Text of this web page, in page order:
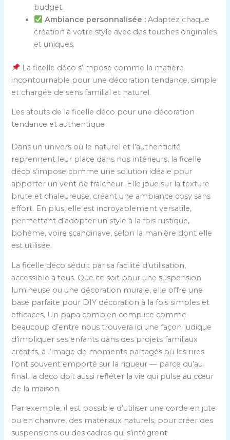
budget.
Ambiance personnalisée :Adaptez chaque
création à votre style avec des touches originales
et uniques.
La ficelle déco s’impose comme la matière
incontournable pour une décoration tendance, simple
et chargée de sens familial et naturel.
Les atouts de la ficelle déco pour une décoration
tendance et authentique
Dans un univers où le naturel et l’authenticité
reprennent leur place dans nos intérieurs, la ficelle
déco s’impose comme une solution idéale pour
apporter un vent de fraîcheur. Elle joue sur la texture
brute et chaleureuse, créant une ambiance cosy sans
effort. En plus, elle est incroyablement versatile,
permettant d’adopter un style à la fois rustique,
bohème, voire scandinave, selon la manière dont elle
est utilisée.
La ficelle déco séduit par sa facilité d’utilisation,
accessible à tous. Que ce soit pour une suspension
lumineuse ou une décoration murale, elle offre une
base parfaite pour DIY décoration à la fois simples et
efficaces. Un papa combien complice comme
beaucoup d’entre nous trouvera ici une façon ludique
d’impliquer ses enfants dans des projets familiaux
créatifs, à l’image de moments partagés où les rires
l’ont souvent emporté sur la rigueur — parce qu’au
final, la déco doit aussi refléter la vie qui pulse au cœur
de la maison.
Par exemple, il est possible d’utiliser une corde en jute
ou en chanvre, des matériaux naturels, pour créer des
suspensions ou des cadres qui s’intègrent